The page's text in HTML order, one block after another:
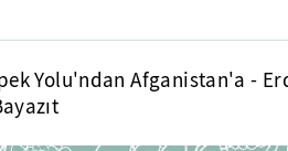
Yolu'ndan Afganistan'a -